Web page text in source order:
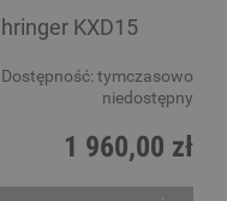
KXD15
Dostępność: tymczasowo
niedostępny
1 960,00 zł